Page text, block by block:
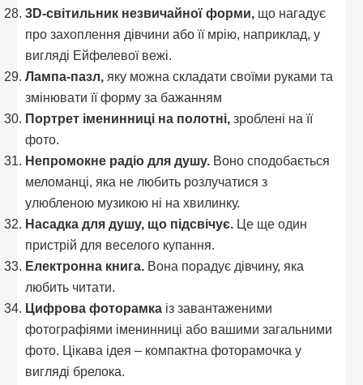
3D-світильник незвичайної форми, що нагадує
про захоплення дівчини або її мрію, наприклад, у
вигляді Ейфелевої вежі.
Лампа-пазл, яку можна складати своїми руками та
змінювати її форму за бажанням
Портрет іменинниці на полотні, зроблені на її
фото.
Непромокне радіо для душу. Воно сподобається
меломанці, яка не любить розлучатися з
улюбленою музикою ні на хвилинку.
Насадка для душу, що підсвічує. Це ще один
пристрій для веселого купання.
Електронна книга. Вона порадує дівчину, яка
любить читати.
Цифрова фоторамка із завантаженими
фотографіями іменинниці або вашими загальними
фото. Цікава ідея – компактна фоторамочка у
вигляді брелока.